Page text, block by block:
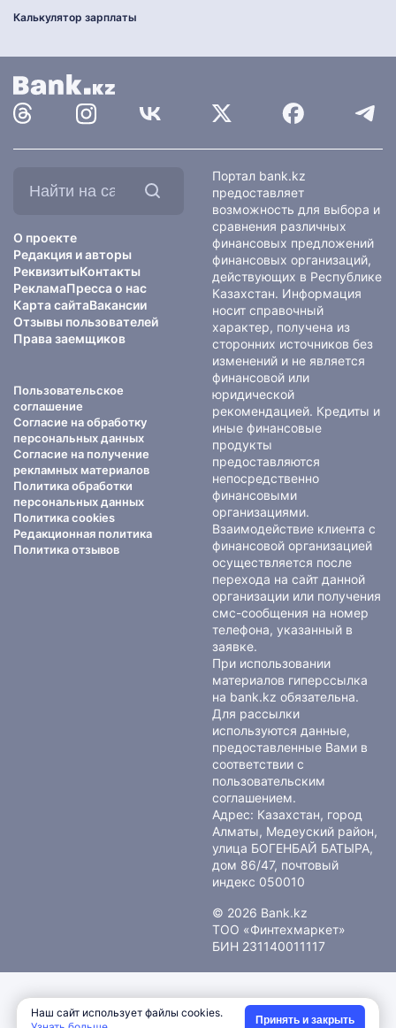
Калькулятор зарплаты
О проекте
Редакция и авторы
РеквизитыКонтакты
РекламаПресса о нас
Карта сайтаВакансии
Отзывы пользователей
Права заемщиков
Пользовательское
соглашение
Согласие на обработку
персональных данных
Согласие на получение
рекламных материалов
Политика обработки
персональных данных
Политика cookies
Редакционная политика
Политика отзывов
Портал bank.kz
предоставляет
возможность для выбора и
сравнения различных
финансовых предложений
финансовых организаций,
действующих в Республике
Казахстан. Информация
носит справочный
характер, получена из
сторонних источников без
изменений и не является
финансовой или
юридической
рекомендацией. Кредиты и
иные финансовые
продукты
предоставляются
непосредственно
финансовыми
организациями.
Взаимодействие клиента с
финансовой организацией
осуществляется после
перехода на сайт данной
организации или получения
смс-сообщения на номер
телефона, указанный в
заявке.
При использовании
материалов гиперссылка
на bank.kz обязательна.
Для рассылки
используются данные,
предоставленные Вами в
соответствии с
пользовательским
соглашением.
Адрес: Казахстан, город
Алматы, Медеуский район,
улица БОГЕНБАЙ БАТЫРА,
дом 86/47, почтовый
индекс 050010
© 2026 Bank.kz
ТОО «Финтехмаркет»
БИН 231140011117
Наш сайт использует файлы cookies.
Принять и закрыть